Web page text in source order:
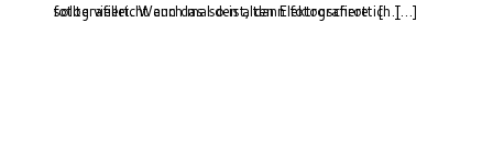
fotografiert. Wenn das so ist, dann fotografiere ich […]
sollte vielleicht auch mal den alten Elektroschrott […]